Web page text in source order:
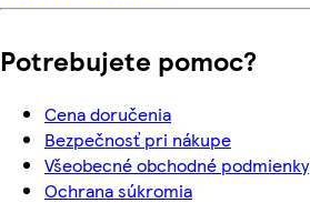
Potrebujete pomoc?
Cena doručenia
Bezpečnosť pri nákupe
Všeobecné obchodné podmienky
Ochrana súkromia